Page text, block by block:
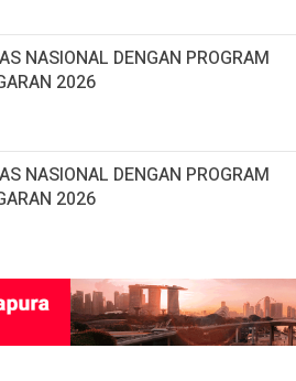
NASIONAL DENGAN PROGRAM
2026
NASIONAL DENGAN PROGRAM
2026